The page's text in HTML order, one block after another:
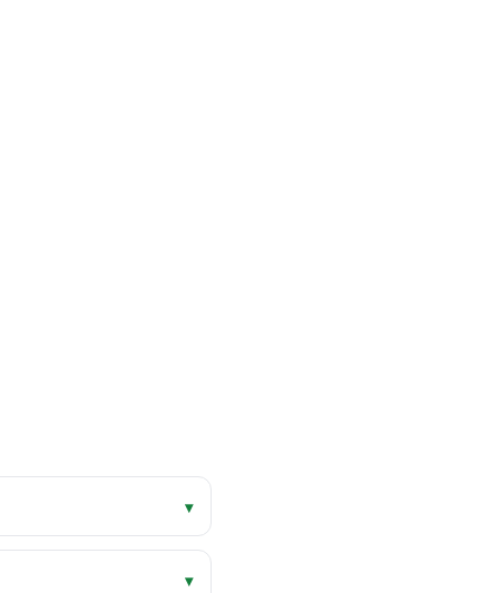
▾
▾